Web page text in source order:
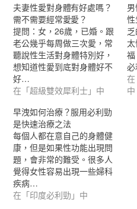
夫妻性愛對身體有好處嗎？
需不需要經常愛愛？
提問：女，26歲，已婚。跟
老公幾乎每周做三次愛，常
聽說性生活對身體特別好，
想知道性愛到底對身體好不
好…
在「超級雙效犀利士」中
福
在
中
早洩如何治療？服用必利勁
是快速治療之法
每個人都在意自己的身體健
康，但是如果性功能出現問
題，會非常的難受。很多人
覺得女性容易出現一些婦科
疾病…
在「印度必利勁」中